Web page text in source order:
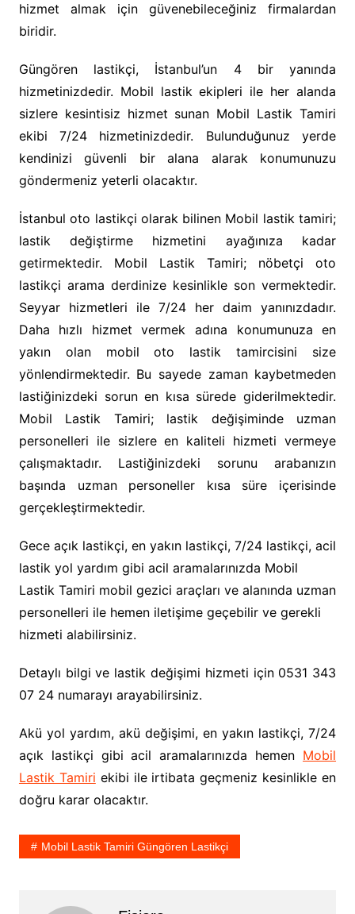
hizmet almak için güvenebileceğiniz firmalardan
biridir.
Güngören lastikçi, İstanbul’un 4 bir yanında
hizmetinizdedir. Mobil lastik ekipleri ile her alanda
sizlere kesintisiz hizmet sunan Mobil Lastik Tamiri
ekibi 7/24 hizmetinizdedir. Bulunduğunuz yerde
kendinizi güvenli bir alana alarak konumunuzu
göndermeniz yeterli olacaktır.
İstanbul oto lastikçi olarak bilinen Mobil lastik tamiri;
lastik değiştirme hizmetini ayağınıza kadar
getirmektedir. Mobil Lastik Tamiri; nöbetçi oto
lastikçi arama derdinize kesinlikle son vermektedir.
Seyyar hizmetleri ile 7/24 her daim yanınızdadır.
Daha hızlı hizmet vermek adına konumunuza en
yakın olan mobil oto lastik tamircisini size
yönlendirmektedir. Bu sayede zaman kaybetmeden
lastiğinizdeki sorun en kısa sürede giderilmektedir.
Mobil Lastik Tamiri; lastik değişiminde uzman
personelleri ile sizlere en kaliteli hizmeti vermeye
çalışmaktadır. Lastiğinizdeki sorunu arabanızın
başında uzman personeller kısa süre içerisinde
gerçekleştirmektedir.
Gece açık lastikçi, en yakın lastikçi, 7/24 lastikçi, acil
lastik yol yardım gibi acil aramalarınızda Mobil
Lastik Tamiri mobil gezici araçları ve alanında uzman
personelleri ile hemen iletişime geçebilir ve gerekli
hizmeti alabilirsiniz.
Detaylı bilgi ve lastik değişimi hizmeti için 0531 343
07 24 numarayı arayabilirsiniz.
Akü yol yardım, akü değişimi, en yakın lastikçi, 7/24
açık lastikçi gibi acil aramalarınızda hemen Mobil
Lastik Tamiri ekibi ile irtibata geçmeniz kesinlikle en
doğru karar olacaktır.
Mobil Lastik Tamiri Güngören Lastikçi